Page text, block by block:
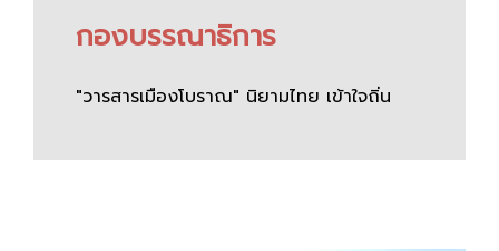
กองบรรณาธิการ
"วารสารเมืองโบราณ" นิยามไทย เข้าใจถิ่น